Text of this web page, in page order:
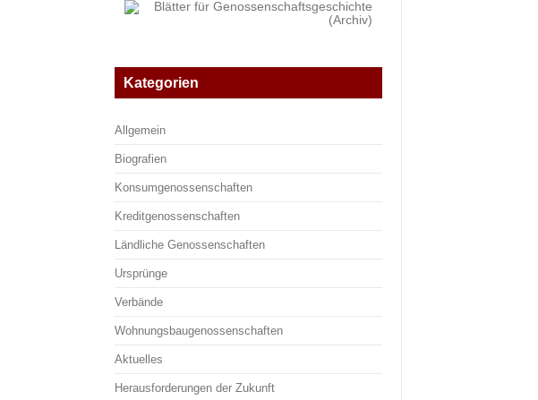
Kategorien
Allgemein
Biografien
Konsumgenossenschaften
Kreditgenossenschaften
Ländliche Genossenschaften
Ursprünge
Verbände
Wohnungsbaugenossenschaften
Aktuelles
Herausforderungen der Zukunft